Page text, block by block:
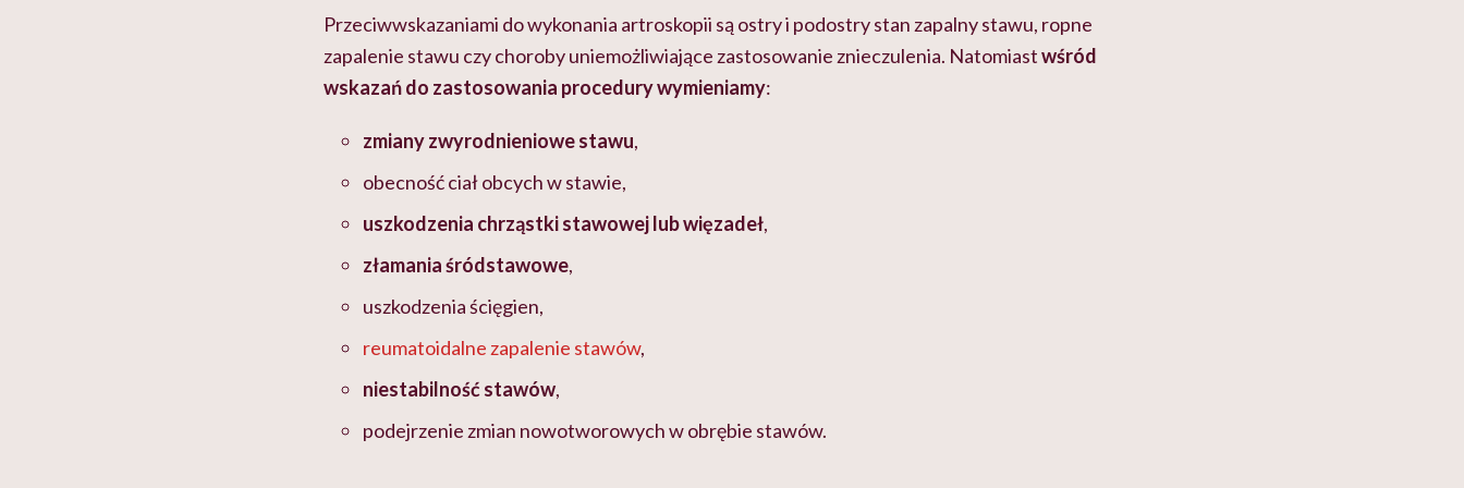
Przeciwwskazaniami do wykonania artroskopii są ostry i podostry stan zapalny stawu, ropne
zapalenie stawu czy choroby uniemożliwiające zastosowanie znieczulenia. Natomiastwśród
wskazań do zastosowania procedury wymieniamy:
zmiany zwyrodnieniowe stawu,
obecność ciał obcych w stawie,
uszkodzenia chrząstki stawowej lub więzadeł,
złamania śródstawowe,
uszkodzenia ścięgien,
reumatoidalne zapalenie stawów,
niestabilność stawów,
podejrzenie zmian nowotworowych w obrębie stawów.